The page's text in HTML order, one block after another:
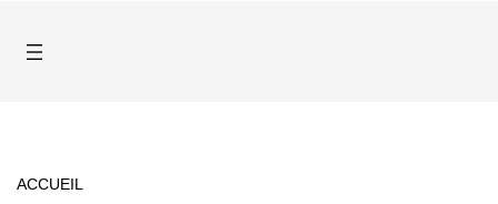
ACCUEIL